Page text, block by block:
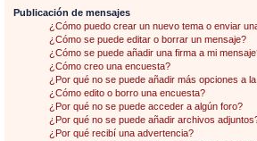
Publicación de mensajes
¿Cómo puedo crear un nuevo tema o enviar
¿Cómo se puede editar o borrar un mensaje?
¿Cómo se puede añadir una firma a mi
¿Cómo creo una encuesta?
¿Por qué no se puede añadir más opciones a
¿Cómo edito o borro una encuesta?
¿Por qué no se puede acceder a algún foro?
¿Por qué no se puede añadir archivos
¿Por qué recibí una advertencia?